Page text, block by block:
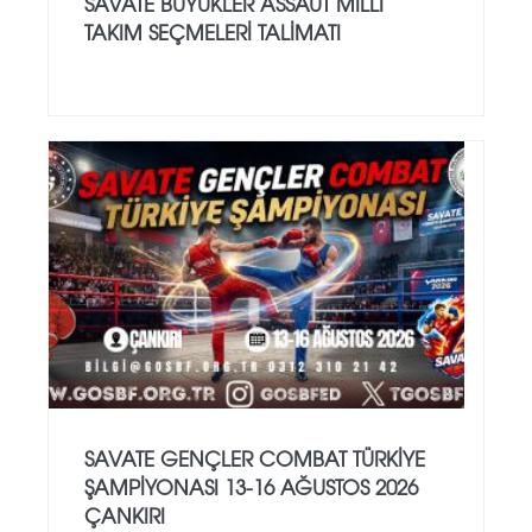
TAKIM SEÇMELERİ TALİMATI
SAVATE GENÇLER COMBAT TÜRKİYE
ŞAMPİYONASI 13-16 AĞUSTOS 2026
ÇANKIRI